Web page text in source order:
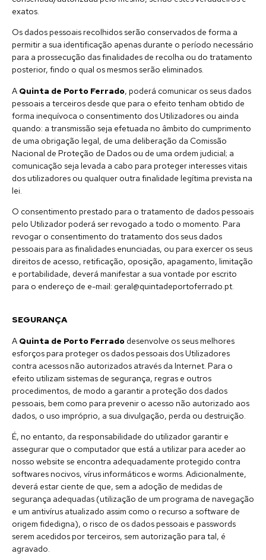
exatos.
Os dados pessoais recolhidos serão conservados de forma a
permitir a sua identificação apenas durante o período necessário
para a prossecução das finalidades de recolha ou do tratamento
posterior, findo o qual os mesmos serão eliminados.
A Quinta de Porto Ferrado, poderá comunicar os seus dados
pessoais a terceiros desde que para o efeito tenham obtido de
forma inequívoca o consentimento dos Utilizadores ou ainda
quando: a transmissão seja efetuada no âmbito do cumprimento
de uma obrigação legal, de uma deliberação da Comissão
Nacional de Proteção de Dados ou de uma ordem judicial; a
comunicação seja levada a cabo para proteger interesses vitais
dos utilizadores ou qualquer outra finalidade legítima prevista na
lei.
O consentimento prestado para o tratamento de dados pessoais
pelo Utilizador poderá ser revogado a todo o momento. Para
revogar o consentimento do tratamento dos seus dados
pessoais para as finalidades enunciadas, ou para exercer os seus
direitos de acesso, retificação, oposição, apagamento, limitação
e portabilidade, deverá manifestar a sua vontade por escrito
para o endereço de e-mail: geral@quintadeportoferrado.pt.
SEGURANÇA
A Quinta de Porto Ferrado desenvolve os seus melhores
esforços para proteger os dados pessoais dos Utilizadores
contra acessos não autorizados através da Internet. Para o
efeito utilizam sistemas de segurança, regras e outros
procedimentos, de modo a garantir a proteção dos dados
pessoais, bem como para prevenir o acesso não autorizado aos
dados, o uso impróprio, a sua divulgação, perda ou destruição.
É, no entanto, da responsabilidade do utilizador garantir e
assegurar que o computador que está a utilizar para aceder ao
nosso website se encontra adequadamente protegido contra
softwares nocivos, vírus informáticos e worms. Adicionalmente,
deverá estar ciente de que, sem a adoção de medidas de
segurança adequadas (utilização de um programa de navegação
e um antivírus atualizado assim como o recurso a software de
origem fidedigna), o risco de os dados pessoais e passwords
serem acedidos por terceiros, sem autorização para tal, é
agravado.